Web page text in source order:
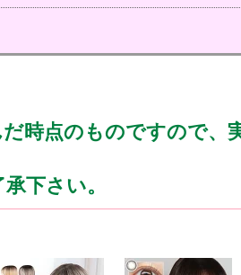
時点のものですので、
下さい。